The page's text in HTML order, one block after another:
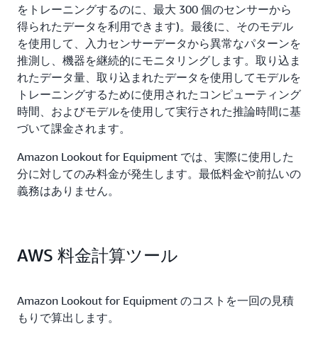
をトレーニングするのに、最大 300 個のセンサーから
得られたデータを利用できます)。最後に、そのモデル
を使用して、入力センサーデータから異常なパターンを
推測し、機器を継続的にモニタリングします。取り込ま
れたデータ量、取り込まれたデータを使用してモデルを
トレーニングするために使用されたコンピューティング
時間、およびモデルを使用して実行された推論時間に基
づいて課金されます。
Amazon Lookout for Equipment では、実際に使用した
分に対してのみ料金が発生します。最低料金や前払いの
義務はありません。
AWS 料金計算ツール
Amazon Lookout for Equipment のコストを一回の見積
もりで算出します。